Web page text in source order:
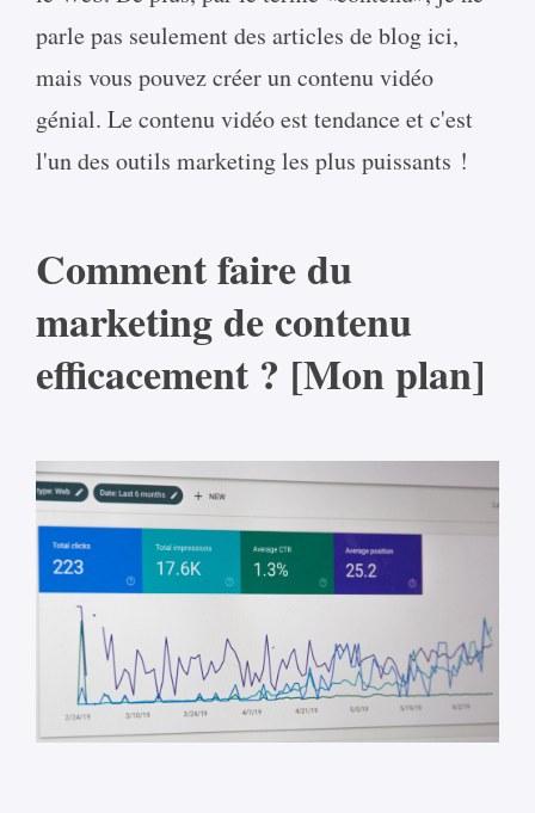
parle pas seulement des articles de blog ici,
mais vous pouvez créer un contenu vidéo
génial. Le contenu vidéo est tendance et c'est
l'un des outils marketing les plus puissants !
Comment faire du
marketing de contenu
efficacement ? [Mon plan]